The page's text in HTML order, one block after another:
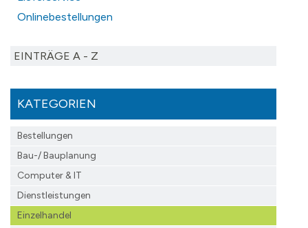
Onlinebestellungen
EINTRÄGE A - Z
KATEGORIEN
Bestellungen
Bau-/ Bauplanung
Computer & IT
Dienstleistungen
Einzelhandel